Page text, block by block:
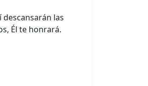
las
Él te honrará.